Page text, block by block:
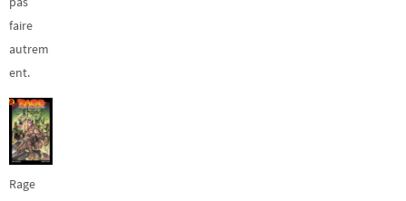
faire
autrem
ent.
Rage